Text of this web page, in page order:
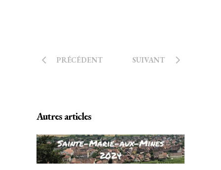
PRÉCÉDENT SUIVANT
Autres articles